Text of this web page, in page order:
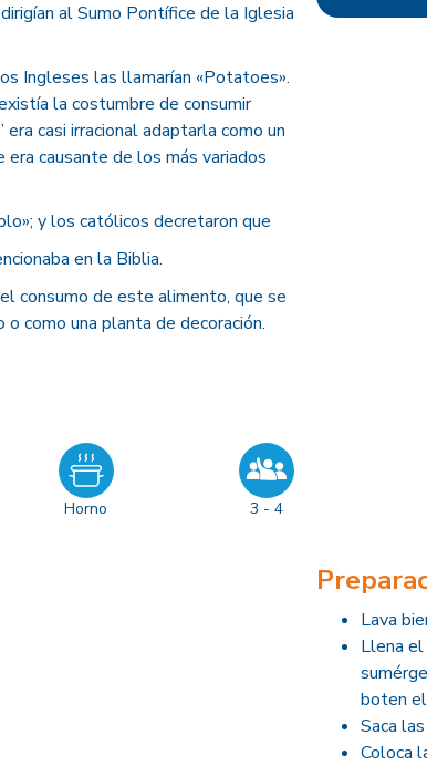
al Sumo Pontífice de la Iglesia
Ingleses las llamarían «Potatoes».
la costumbre de consumir
casi irracional adaptarla como un
era causante de los más variados
y los católicos decretaron que
en la Biblia.
consumo de este alimento, que se
como una planta de decoración.
Horno 3 - 4
Lava
Llena el
boten
Saca
Coloca